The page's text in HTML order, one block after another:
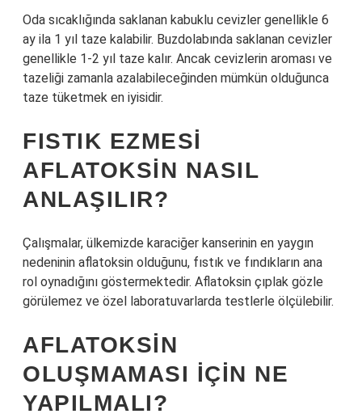
Oda sıcaklığında saklanan kabuklu cevizler genellikle 6
ay ila 1 yıl taze kalabilir. Buzdolabında saklanan cevizler
genellikle 1-2 yıl taze kalır. Ancak cevizlerin aroması ve
tazeliği zamanla azalabileceğinden mümkün olduğunca
taze tüketmek en iyisidir.
FISTIK EZMESI
AFLATOKSIN NASIL
ANLAŞILIR?
Çalışmalar, ülkemizde karaciğer kanserinin en yaygın
nedeninin aflatoksin olduğunu, fıstık ve fındıkların ana
rol oynadığını göstermektedir. Aflatoksin çıplak gözle
görülemez ve özel laboratuvarlarda testlerle ölçülebilir.
AFLATOKSIN
OLUŞMAMASI IÇIN NE
YAPILMALI?